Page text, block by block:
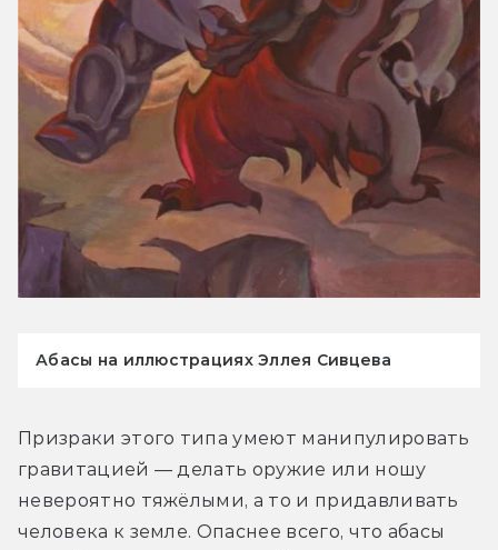
Абасы на иллюстрациях Эллея Сивцева
Призраки этого типа умеют манипулировать
гравитацией — делать оружие или ношу
невероятно тяжёлыми, а то и придавливать
человека к земле. Опаснее всего, что абасы